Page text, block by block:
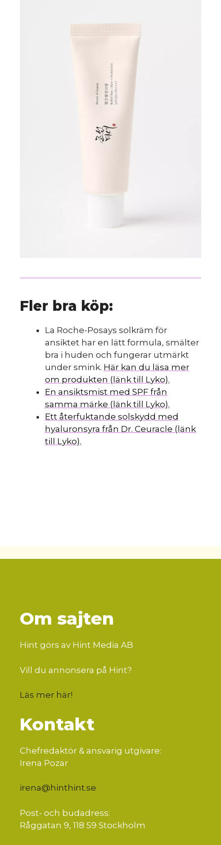
Fler bra köp:
La Roche-Posays solkräm för
ansiktet har en lätt formula, smälter
bra i huden och fungerar utmärkt
under smink. Här kan du läsa mer
om produkten (länk till Lyko).
En ansiktsmist med SPF från
samma märke (länk till Lyko).
Ett återfuktande solskydd med
hyaluronsyra från Dr. Ceuracle (länk
till Lyko).
Om sajten
Hint görs av Hint Media AB
Vill du annonsera på Hint?
Läs mer här!
Kontakt
Chefredaktör & ansvarig utgivare:
Irena Pozar
irena@hinthint.se
Post- och budadress:
Råggatan 9, 118 59 Stockholm